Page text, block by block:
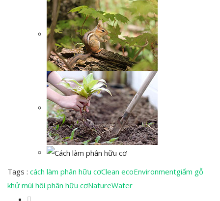
Tags : cách làm phân hữu cơClean ecoEnvironmentgiấm gỗ
khử mùi hôi phân hữu cơNatureWater